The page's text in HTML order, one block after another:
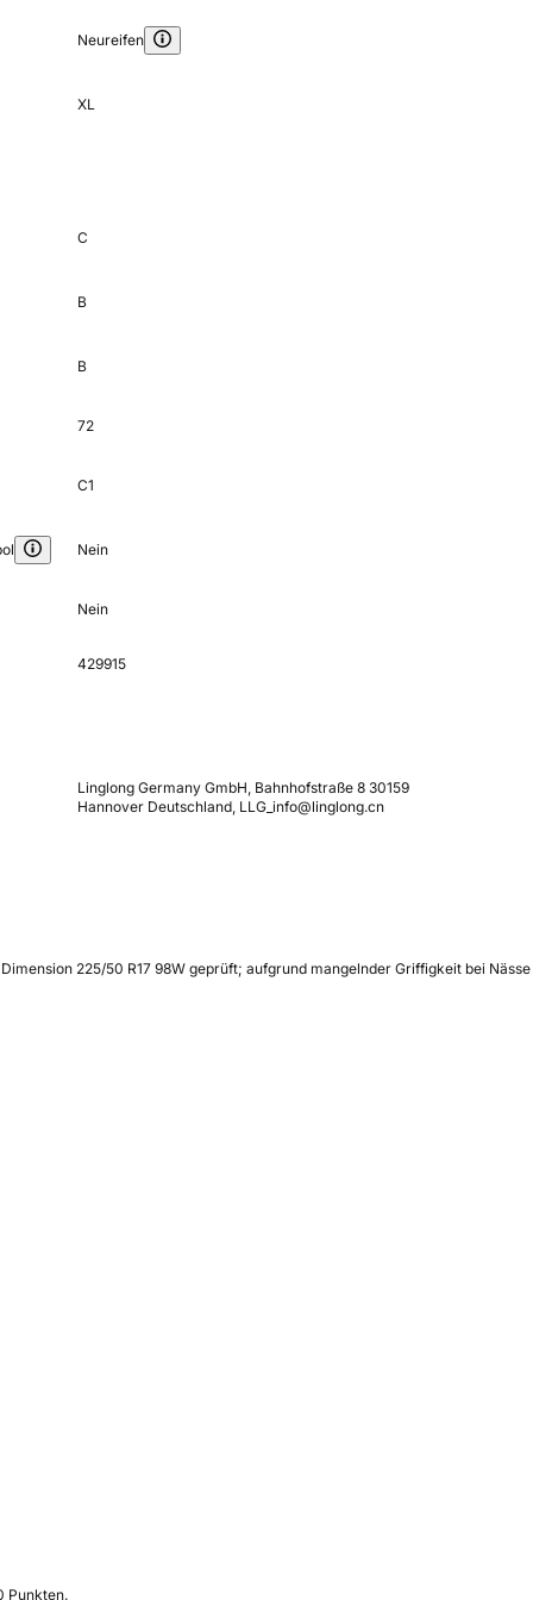
Neureifen
XL
C
B
B
72
C1
Nein
Nein
429915
Linglong Germany GmbH, Bahnhofstraße 8 30159
Hannover Deutschland, LLG_info@linglong.cn
225/50 R17 98W geprüft; aufgrund mangelnder Griffigkeit bei Nässe
Punkten.